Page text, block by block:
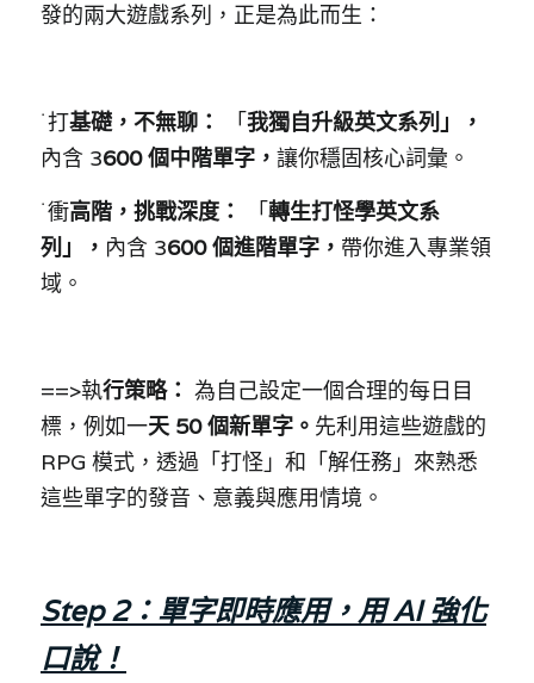
發的兩大遊戲系列，正是為此而生：
˙打基礎，不無聊： 「我獨自升級英文系列」，
內含 3600 個中階單字， 讓你穩固核心詞彙。
˙衝高階，挑戰深度： 「轉生打怪學英文系
列」， 內含 3600 個進階單字， 帶你進入專業領
域。
==>執行策略： 為自己設定一個合理的每日目
標，例如一天 50 個新單字。 先利用這些遊戲的
RPG 模式，透過「打怪」和「解任務」來熟悉
這些單字的發音、意義與應用情境。
Step 2：單字即時應用，用 AI 強化
口說！